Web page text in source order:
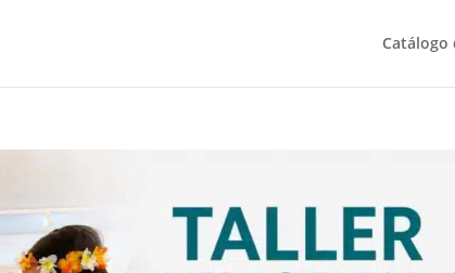
Catálogo